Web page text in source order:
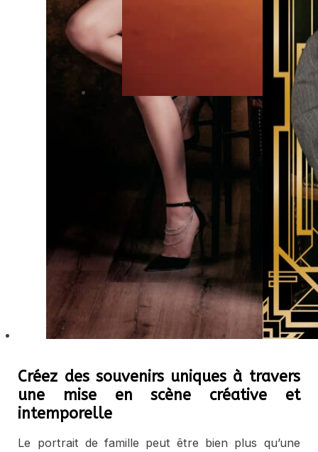
Créez des souvenirs uniques à travers
une mise en scène créative et
intemporelle
Le portrait de famille peut être bien plus qu’une